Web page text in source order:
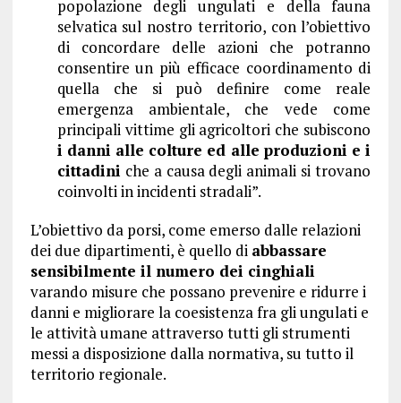
popolazione degli ungulati e della fauna
selvatica sul nostro territorio, con l’obiettivo
di concordare delle azioni che potranno
consentire un più efficace coordinamento di
quella che si può definire come reale
emergenza ambientale, che vede come
principali vittime gli agricoltori che subiscono
i danni alle colture ed alle produzioni e i
cittadini che a causa degli animali si trovano
coinvolti in incidenti stradali”.
L’obiettivo da porsi, come emerso dalle relazioni
dei due dipartimenti, è quello di abbassare
sensibilmente il numero dei cinghiali
varando misure che possano prevenire e ridurre i
danni e migliorare la coesistenza fra gli ungulati e
le attività umane attraverso tutti gli strumenti
messi a disposizione dalla normativa, su tutto il
territorio regionale.